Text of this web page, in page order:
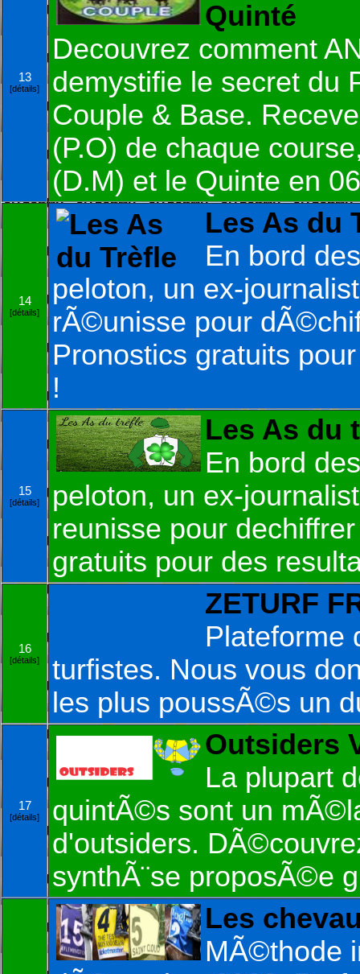
13
[détails]
Quinté
Decouvrez comment
demystifie le secret du
Couple & Base.
(P.O) de chaque
(D.M) et le Quinte en
14
[détails]
Les As du
En bord
peloton, un ex-
rÃ©unisse pour
Pronostics gratuits
!
15
[détails]
Les As du
En bord
peloton, un ex-
reunisse pour
gratuits pour des
16
[détails]
ZETURF
Plateforme
turfistes. Nous vous
les plus poussÃ©s un
17
[détails]
Outsiders
La plupart
quintÃ©s sont un
d'outsiders.
synthÃ¨se proposÃ©e
Les
MÃ©thode